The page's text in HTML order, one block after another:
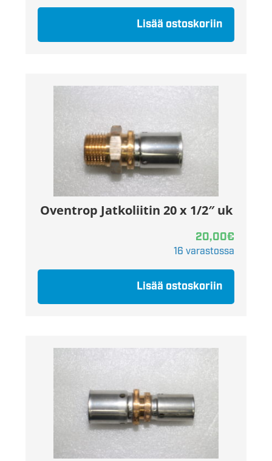
Lisää ostoskoriin
Oventrop Jatkoliitin 20 x 1/2″ uk
20,00€
16 varastossa
Lisää ostoskoriin